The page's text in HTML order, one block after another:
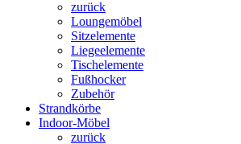
zurück
Loungemöbel
Sitzelemente
Liegeelemente
Tischelemente
Fußhocker
Zubehör
Strandkörbe
Indoor-Möbel
zurück